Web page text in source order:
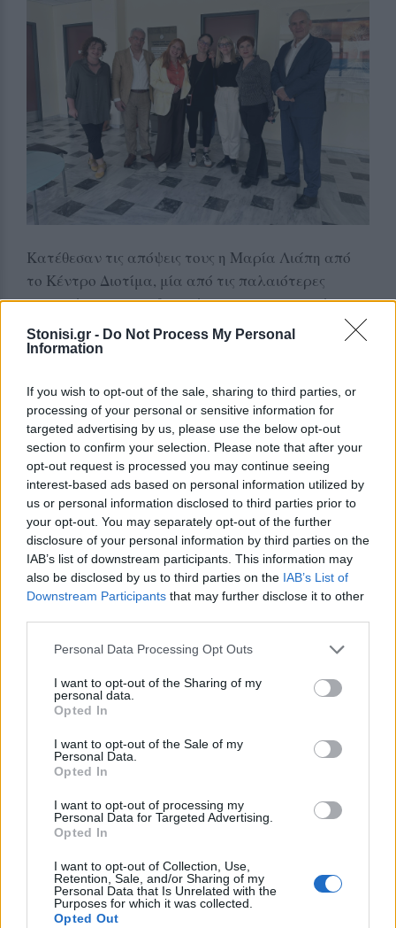
Stonisi.gr - Do Not Process My Personal
Information
If you wish to opt-out of the sale, sharing to third parties, or
processing of your personal or sensitive information for
targeted advertising by us, please use the below opt-out
section to confirm your selection. Please note that after your
opt-out request is processed you may continue seeing
interest-based ads based on personal information utilized by
us or personal information disclosed to third parties prior to
your opt-out. You may separately opt-out of the further
disclosure of your personal information by third parties on the
IAB’s list of downstream participants. This information may
also be disclosed by us to third parties on the IAB’s List of
Downstream Participants that may further disclose it to other
Personal Data Processing Opt Outs
I want to opt-out of the Sharing of my
personal data.
Opted In
I want to opt-out of the Sale of my
Personal Data.
Opted In
I want to opt-out of processing my
Personal Data for Targeted Advertising.
Opted In
I want to opt-out of Collection, Use,
Retention, Sale, and/or Sharing of my
Personal Data that Is Unrelated with the
Purposes for which it was collected.
Opted Out
Κατέθεσαν τις απόψεις τους η Μαρία Λιάπη από
το Κέντρο Διοτίμα, μία από τις παλαιότερες
οργανώσεις για τα δικαιώματα των γυναικών
στην Ελλάδα, η Τουλίνα Δεμελή από την Ύπατη
Αρμοστεία του ΟΗΕ για τους Πρόσφυγες, η γενική
εκπροσωπώντας τον Δήμο, η Καλλιόπη
Λυκοβαρδή, Βοηθός Συνήγορος του Πολίτη και
επικεφαλής του Κύκλου Ανθρωπίνων
Δικαιωμάτων, ο Νίκος Γκιωνάκης, ψυχολόγος με
ειδίκευση στην Κοινωνική Ψυχιατρική και
επιστημονικός υπεύθυνος του Κέντρου Ημέρας
Βαβέλ, καθώς και στελέχη και εκπρόσωποι φορέων
που δραστηριοποιούνται στον χώρο της ισότητας,
των ανθρωπίνων δικαιωμάτων και της κοινωνικής
ένταξης.
Στη συνάντηση συμμετείχε η υπογράφουσα